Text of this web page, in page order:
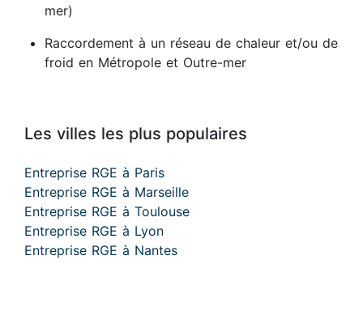
mer)
Raccordement à un réseau de chaleur et/ou de
froid en Métropole et Outre-mer
Les villes les plus populaires
Entreprise RGE à Paris
Entreprise RGE à Marseille
Entreprise RGE à Toulouse
Entreprise RGE à Lyon
Entreprise RGE à Nantes